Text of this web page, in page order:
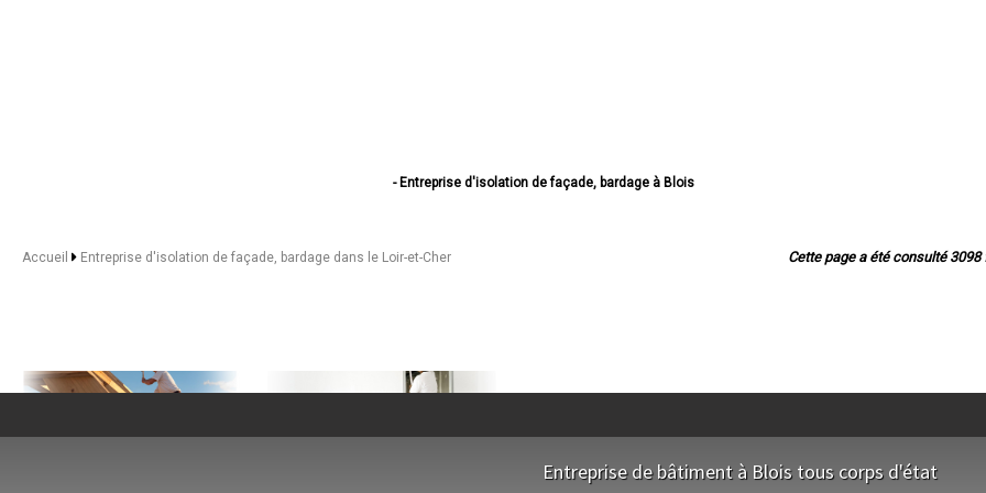
- Entreprise d'isolation de façade, bardage à Blois
- Entreprise d'isolation de façade, bardage à Mer
- Entreprise d'isolation de façade, bardage à Montoire-sur-le-Loir
- Entreprise d'isolation de façade, bardage à Onzain
- Entreprise d'isolation de façade, bardage à Contres
- Entreprise d'isolation de façade, bardage à Saint-Gervais-la-Forêt
Cette page a été consulté 3098
Accueil Entreprise d'isolation de façade, bardage dans le Loir-et-Cher
Entreprise de bâtiment à Blois tous corps d'état